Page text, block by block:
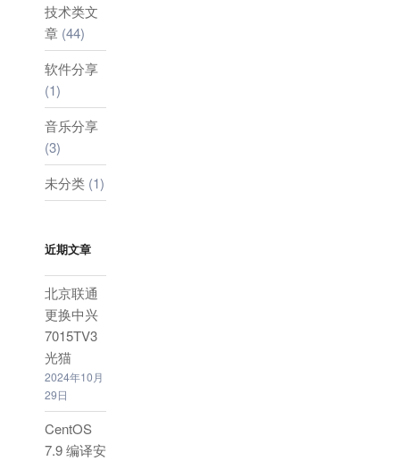
技术类文
章 (44)
软件分享
(1)
音乐分享
(3)
未分类 (1)
近期文章
北京联通
更换中兴
7015TV3
光猫
2024年10月
29日
CentOS
7.9 编译安